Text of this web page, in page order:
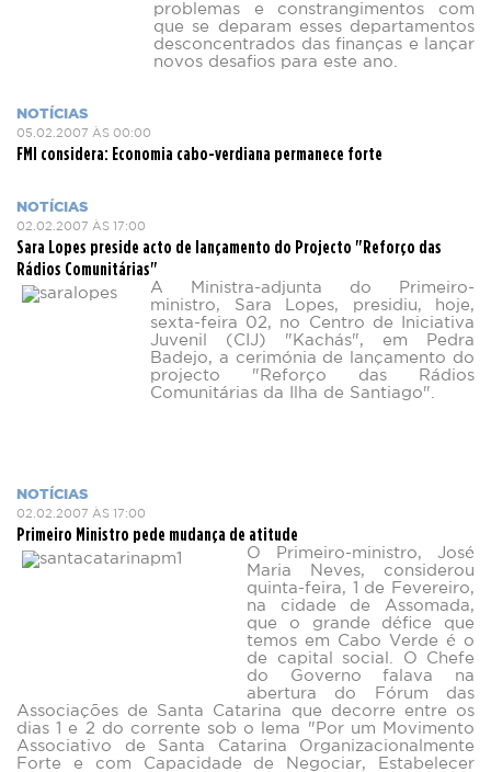
problemas e constrangimentos com
que se deparam esses departamentos
desconcentrados das finanças e lançar
novos desafios para este ano.
NOTÍCIAS
05.02.2007 ÀS 00:00
FMI considera: Economia cabo-verdiana permanece forte
NOTÍCIAS
02.02.2007 ÀS 17:00
Sara Lopes preside acto de lançamento do Projecto "Reforço das
Rádios Comunitárias"
A Ministra-adjunta do Primeiro-
ministro, Sara Lopes, presidiu, hoje,
sexta-feira 02, no Centro de Iniciativa
Juvenil (CIJ) "Kachás", em Pedra
Badejo, a cerimónia de lançamento do
projecto "Reforço das Rádios
Comunitárias da Ilha de Santiago".
NOTÍCIAS
02.02.2007 ÀS 17:00
Primeiro Ministro pede mudança de atitude
O Primeiro-ministro, José
Maria Neves, considerou
quinta-feira, 1 de Fevereiro,
na cidade de Assomada,
que o grande défice que
temos em Cabo Verde é o
de capital social. O Chefe
do Governo falava na
abertura do Fórum das
Associações de Santa Catarina que decorre entre os
dias 1 e 2 do corrente sob o lema "Por um Movimento
Associativo de Santa Catarina Organizacionalmente
Forte e com Capacidade de Negociar, Estabelecer